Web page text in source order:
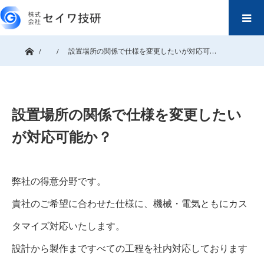
ホーム 設置場所の関係で仕様を変更したいが対応可…
設置場所の関係で仕様を変更したい
が対応可能か？
弊社の得意分野です。
貴社のご希望に合わせた仕様に、機械・電気ともにカス
タマイズ対応いたします。
設計から製作まですべての工程を社内対応しております